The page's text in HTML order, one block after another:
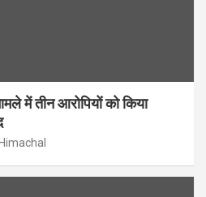
में तीन आरोपियों को किया